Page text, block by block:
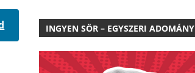
INGYEN SÖR – EGYSZERI ADOMÁNY